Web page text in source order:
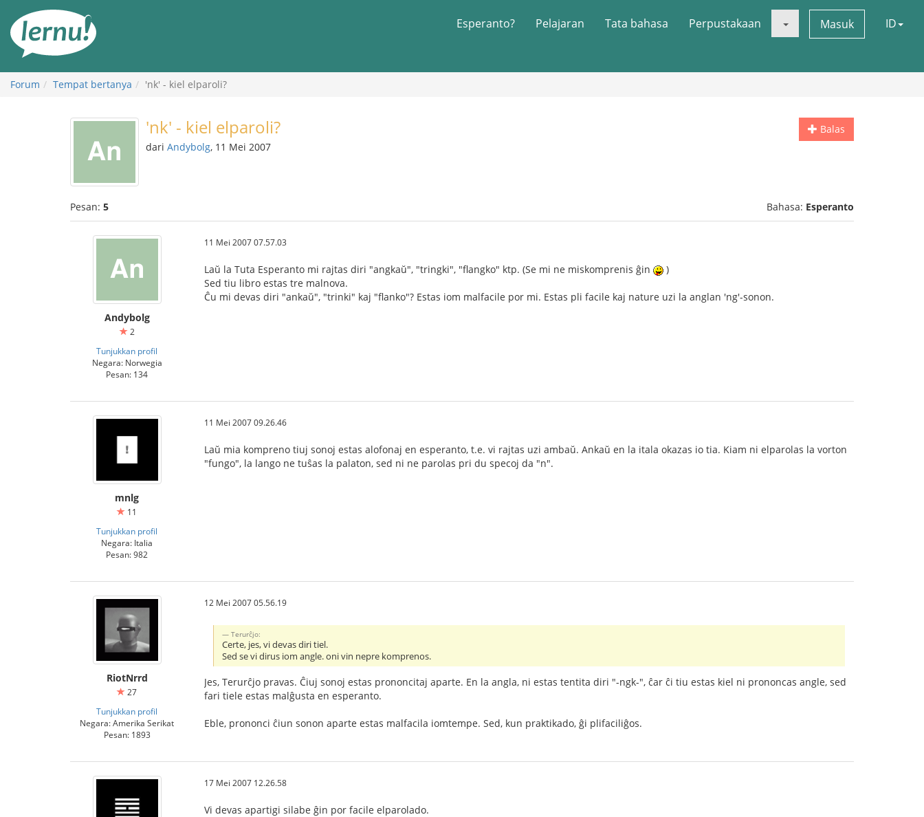
daftar
Esperanto? Pelajaran Tata bahasa Perpustakaan Masuk ID
Forum Tempat bertanya 'nk' - kiel elparoli?
Balas
'nk' - kiel elparoli?
dari Andybolg, 11 Mei 2007
Pesan: 5 Bahasa: Esperanto
Andybolg
2
Tunjukkan profil
Negara: Norwegia
Pesan: 134
11 Mei 2007 07.57.03
Laŭ la Tuta Esperanto mi rajtas diri "angkaŭ", "tringki", "flangko" ktp. (Se mi ne miskomprenis ĝin
)
Sed tiu libro estas tre malnova.
Ĉu mi devas diri "ankaŭ", "trinki" kaj "flanko"? Estas iom malfacile por mi. Estas pli facile kaj nature uzi la anglan 'ng'-sonon.
mnlg
11
Tunjukkan profil
Negara: Italia
Pesan: 982
11 Mei 2007 09.26.46
Laŭ mia kompreno tiuj sonoj estas alofonaj en esperanto, t.e. vi rajtas uzi ambaŭ. Ankaŭ en la itala okazas io tia. Kiam ni elparolas la vorton
"fungo", la lango ne tuŝas la palaton, sed ni ne parolas pri du specoj da "n".
RiotNrrd
27
Tunjukkan profil
Negara: Amerika Serikat
Pesan: 1893
12 Mei 2007 05.56.19
Terurĉjo:
Certe, jes, vi devas diri tiel.
Sed se vi dirus iom angle. oni vin nepre komprenos.
Jes, Terurĉjo pravas. Ĉiuj sonoj estas prononcitaj aparte. En la angla, ni estas tentita diri "-ngk-", ĉar ĉi tiu estas kiel ni prononcas angle, sed
fari tiele estas malĝusta en esperanto.
Eble, prononci ĉiun sonon aparte estas malfacila iomtempe. Sed, kun praktikado, ĝi plifaciliĝos.
17 Mei 2007 12.26.58
Vi devas apartigi silabe ĝin por facile elparolado.